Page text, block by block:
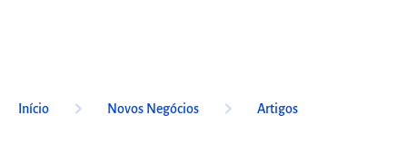
Início keyboard_arrow_right Novos Negócios keyboard_arrow_right Artigos